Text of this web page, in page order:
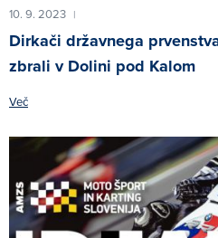
10. 9. 2023 |
Dirkači državnega
zbrali v Dolini pod Kalom
Več